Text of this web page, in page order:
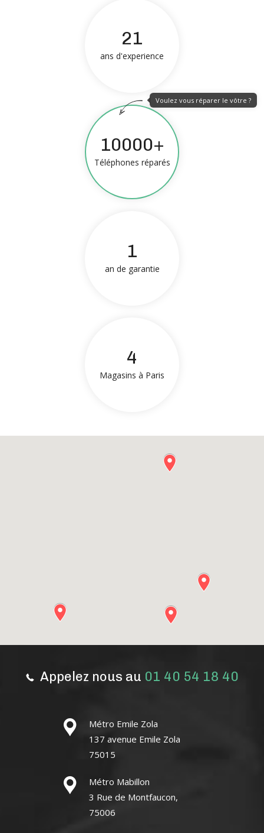
21
ans d'experience
10000+
Téléphones réparés
Voulez vous réparer le vôtre ?
1
an de garantie
4
Magasins à Paris
Appelez nous au 01 40 54 18 40
Métro Emile Zola
137 avenue Emile Zola
75015
Métro Mabillon
3 Rue de Montfaucon,
75006